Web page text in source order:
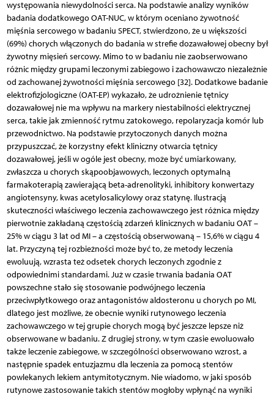
występowania niewydolności serca. Na podstawie analizy wyników
badania dodatkowego OAT-NUC, w którym oceniano żywotność
mięśnia sercowego w badaniu SPECT, stwierdzono, że u większości
(69%) chorych włączonych do badania w strefie dozawałowej obecny był
żywotny mięsień sercowy. Mimo to w badaniu nie zaobserwowano
różnic między grupami leczonymi zabiegowo i zachowawczo niezależnie
od zachowanej żywotności mięśnia sercowego [32]. Dodatkowe badanie
elektrofizjologiczne (OAT-EP) wykazało, że udrożnienie tętnicy
dozawałowej nie ma wpływu na markery niestabilności elektrycznej
serca, takie jak zmienność rytmu zatokowego, repolaryzacja komór lub
przewodnictwo. Na podstawie przytoczonych danych można
przypuszczać, że korzystny efekt kliniczny otwarcia tętnicy
dozawałowej, jeśli w ogóle jest obecny, może być umiarkowany,
zwłaszcza u chorych skąpoobjawowych, leczonych optymalną
farmakoterapią zawierającą beta-adrenolityki, inhibitory konwertazy
angiotensyny, kwas acetylosalicylowy oraz statynę. Ilustracją
skuteczności właściwego leczenia zachowawczego jest różnica między
pierwotnie zakładaną częstością zdarzeń klinicznych w badaniu OAT –
25% w ciągu 3 lat od MI – a częstością obserwowaną – 15,6% w ciągu 4
lat. Przyczyną tej rozbieżności może być to, że metody leczenia
ewoluują, wzrasta też odsetek chorych leczonych zgodnie z
odpowiednimi standardami. Już w czasie trwania badania OAT
powszechne stało się stosowanie podwójnego leczenia
przeciwpłytkowego oraz antagonistów aldosteronu u chorych po MI,
dlatego jest możliwe, że obecnie wyniki rutynowego leczenia
zachowawczego w tej grupie chorych mogą być jeszcze lepsze niż
obserwowane w badaniu. Z drugiej strony, w tym czasie ewoluowało
także leczenie zabiegowe, w szczególności obserwowano wzrost, a
następnie spadek entuzjazmu dla leczenia za pomocą stentów
powlekanych lekiem antymitotycznym. Nie wiadomo, w jaki sposób
rutynowe zastosowanie takich stentów mogłoby wpłynąć na wyniki